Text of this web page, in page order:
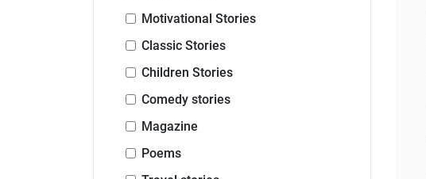
Motivational Stories
Classic Stories
Children Stories
Comedy stories
Magazine
Poems